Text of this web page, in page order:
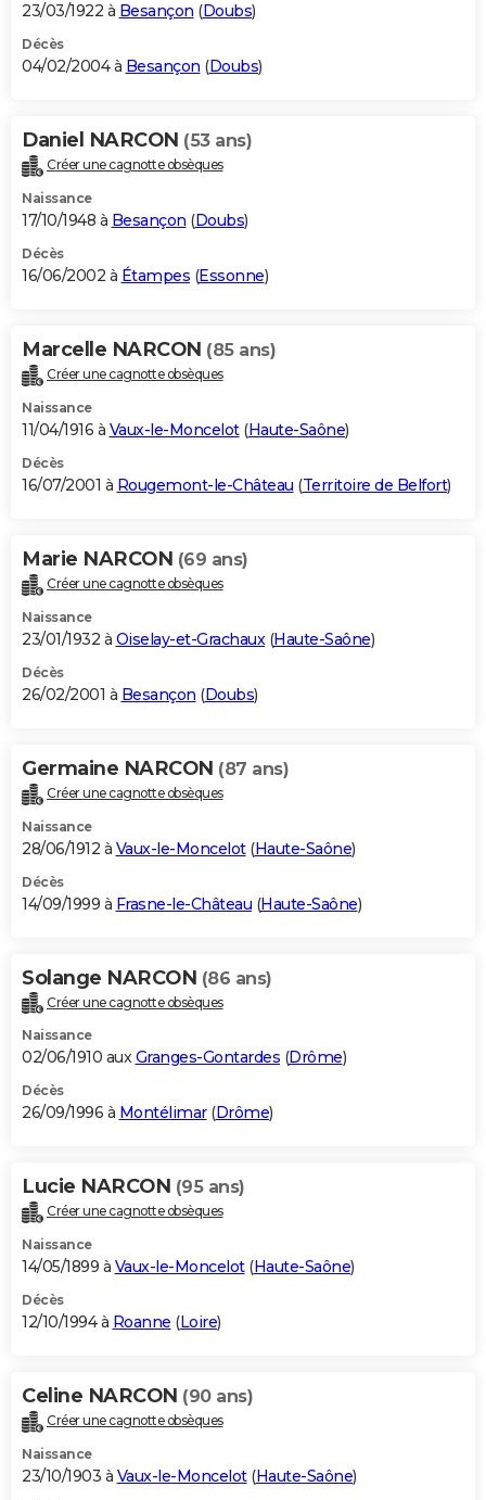
23/03/1922 à Besançon (Doubs)
Décès
04/02/2004 à Besançon (Doubs)
Daniel NARCON (53 ans)
Créer une cagnotte obsèques
Naissance
17/10/1948 à Besançon (Doubs)
Décès
16/06/2002 à Étampes (Essonne)
Marcelle NARCON (85 ans)
Créer une cagnotte obsèques
Naissance
11/04/1916 à Vaux-le-Moncelot(Haute-Saône)
Décès
16/07/2001 à Rougemont-le-Château (Territoire de Belfort)
Marie NARCON (69 ans)
Créer une cagnotte obsèques
Naissance
23/01/1932 à Oiselay-et-Grachaux(Haute-Saône)
Décès
26/02/2001 à Besançon (Doubs)
Germaine NARCON (87 ans)
Créer une cagnotte obsèques
Naissance
28/06/1912 à Vaux-le-Moncelot(Haute-Saône)
Décès
14/09/1999 à Frasne-le-Château (Haute-Saône)
Solange NARCON (86 ans)
Créer une cagnotte obsèques
Naissance
02/06/1910 auxGranges-Gontardes (Drôme)
Décès
26/09/1996 à Montélimar(Drôme)
Lucie NARCON (95 ans)
Créer une cagnotte obsèques
Naissance
14/05/1899 à Vaux-le-Moncelot(Haute-Saône)
Décès
12/10/1994 à Roanne (Loire)
Celine NARCON (90 ans)
Créer une cagnotte obsèques
Naissance
23/10/1903 à Vaux-le-Moncelot(Haute-Saône)